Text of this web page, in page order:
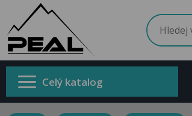
Celý katalog